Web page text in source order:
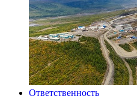
Ответственность